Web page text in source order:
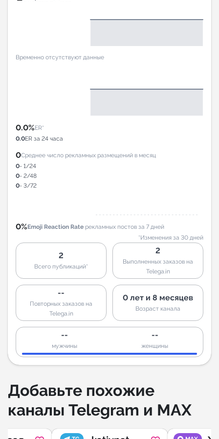
Временно отсутствуют данные
0.0%ER*
0.0ER за 24 часа
0Среднее число рекламных размещений в месяц
0- 1/24
0- 2/48
0- 3/72
0%Emoji Reaction Rate рекламных постов за 7 дней
*Изменения за 30 дней
2
Всего публикаций*
2
Выполненных заказов на
Telega.in
--
Повторных заказов на
Telega.in
0 лет и 8 месяцев
Возраст канала
--
мужчины
--
женщины
Добавьте похожие
каналы Telegram и MAX